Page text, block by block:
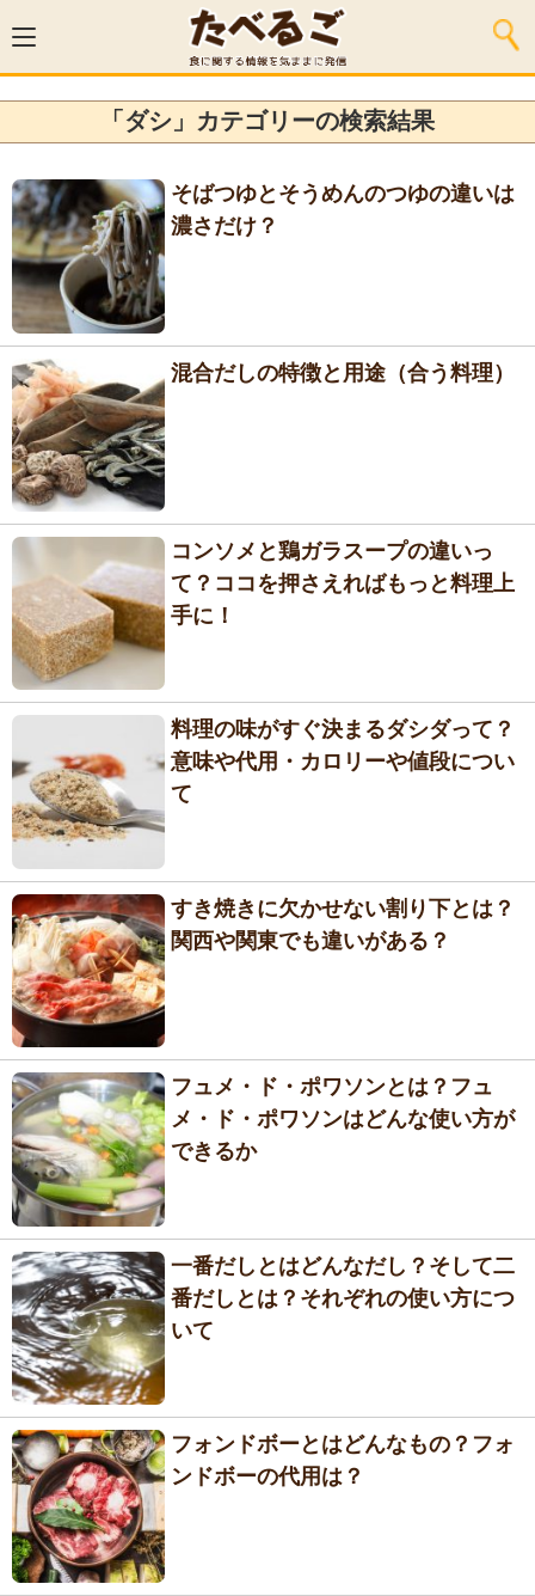
「ダシ」カテゴリーの検索結果
そばつゆとそうめんのつゆの違いは
濃さだけ？
混合だしの特徴と用途（合う料理）
コンソメと鶏ガラスープの違いっ
て？ココを押さえればもっと料理上
手に！
料理の味がすぐ決まるダシダって？
意味や代用・カロリーや値段につい
て
すき焼きに欠かせない割り下とは？
関西や関東でも違いがある？
フュメ・ド・ポワソンとは？フュ
メ・ド・ポワソンはどんな使い方が
できるか
一番だしとはどんなだし？そして二
番だしとは？それぞれの使い方につ
いて
フォンドボーとはどんなもの？フォ
ンドボーの代用は？